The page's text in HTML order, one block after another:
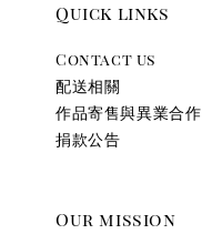
Quick links
Contact us
配送相關
作品寄售與異業合作
捐款公告
Our mission